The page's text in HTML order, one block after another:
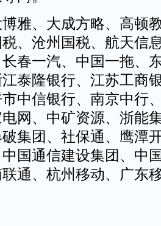
雅、大成方略、高顿
、沧州国税、航天信
春一汽、中国一拖、
泰隆银行、江苏工商
中信银行、南京中行
网、中矿资源、浙能
集团、社保通、鹰潭
国通信建设集团、中
通、杭州移动、广东